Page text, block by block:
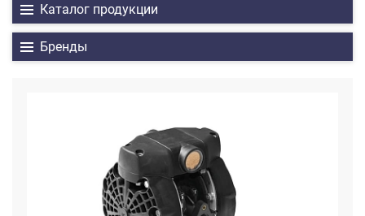
Каталог продукции
Бренды